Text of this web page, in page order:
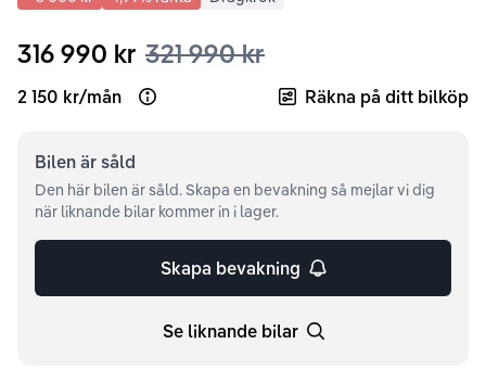
316 990 kr 321 990 kr
2 150 kr/mån Open loan example Räkna på ditt bilköp
Bilen är såld
Den här bilen är såld. Skapa en bevakning så mejlar vi dig
när liknande bilar kommer in i lager.
Skapa bevakning
Se liknande bilar